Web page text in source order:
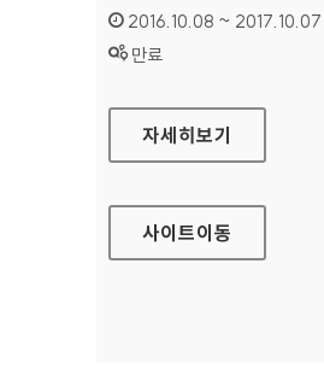
인증기간 :
2016.10.08 ~ 2017.10.07
상태 :
만료
대한제강 대표 홈페이지
자세히보기
사이트이동